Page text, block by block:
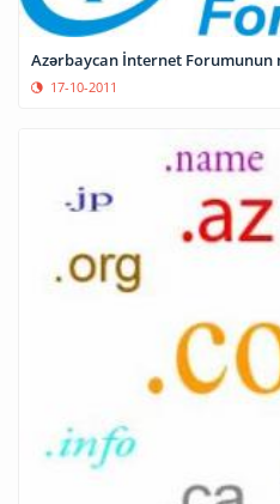
Azərbaycan İnternet Forumunun
17-10-2011